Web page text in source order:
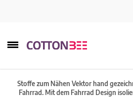
Stoffe zum Nähen Vektor hand
Fahrrad. Mit dem Fahrrad Design